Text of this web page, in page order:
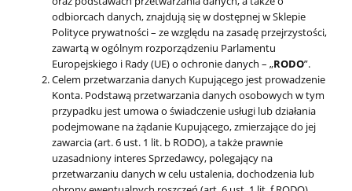
odbiorcach danych, znajdują się w dostępnej w Sklepie
Polityce prywatności – ze względu na zasadę przejrzystości,
zawartą w ogólnym rozporządzeniu Parlamentu
Europejskiego i Rady (UE) o ochronie danych – „RODO”.
Celem przetwarzania danych Kupującego jest prowadzenie
Konta. Podstawą przetwarzania danych osobowych w tym
przypadku jest umowa o świadczenie usługi lub działania
podejmowane na żądanie Kupującego, zmierzające do jej
zawarcia (art. 6 ust. 1 lit. b RODO), a także prawnie
uzasadniony interes Sprzedawcy, polegający na
przetwarzaniu danych w celu ustalenia, dochodzenia lub